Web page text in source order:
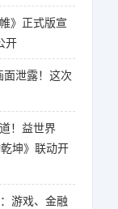
》正式版宣
开
面泄露！这次
！益世界
坤》联动开
游戏、金融